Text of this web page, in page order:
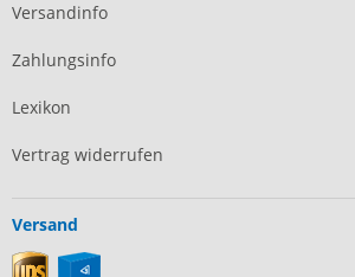
Versandinfo
Zahlungsinfo
Lexikon
Vertrag widerrufen
Versand